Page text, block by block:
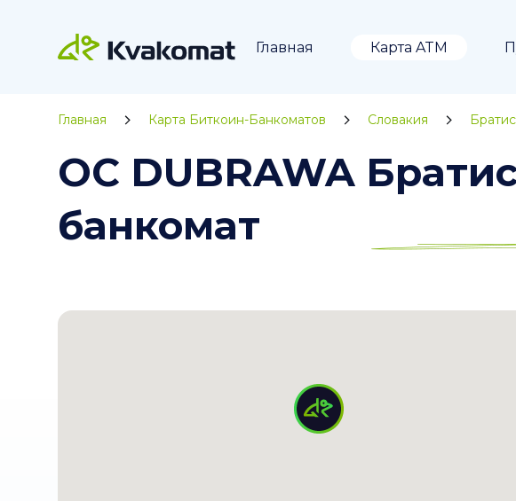
Главная Карта ATM
Главная Карта Биткоин-Банкоматов Словакия
OC DUBRAWA
банкомат